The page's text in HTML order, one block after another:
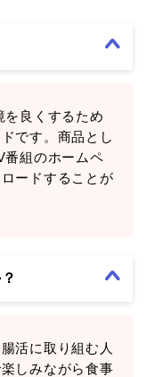
良くするため
です。商品とし
番組のホームペ
ードすることが
活に取り組む人
しみながら食事